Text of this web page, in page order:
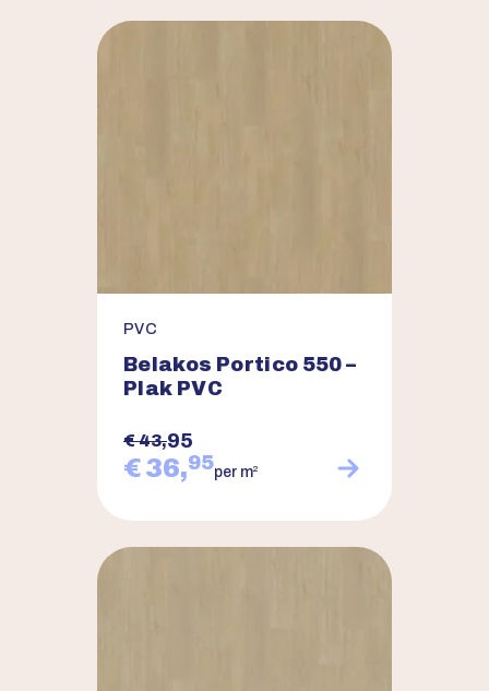
PVC
Belakos Portico 550 –
Plak PVC
€ 43,95
€ 36,95per m2